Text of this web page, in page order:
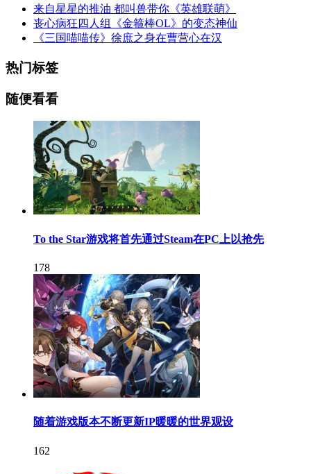
来自星星的推油 都叫兽带你《英雄联萌》
丧心病狂四人组《金箍棒OL》的变态神仙
《三国喵喵传》徐庶之身在曹营心在汉
热门标签
随便看看
To the Star游戏将首先通过Steam在PC上以抢先
178
随着游戏版本不断更新IP暖暖的世界观设
162